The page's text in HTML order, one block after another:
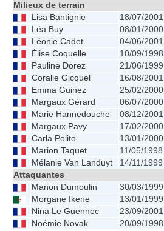
Milieux de terrain
Lisa Bantignie
18/07/2001
Léa Buy
08/01/2000
Léonie Cadet
04/06/2001
Élise Coquelle
10/09/1998
Pauline Dorez
21/06/1999
Coralie Gicquel
16/08/2001
Emma Guinez
25/02/2000
Margaux Gérard
06/07/2000
Marie Hannedouche
08/12/2001
Margaux Pavy
17/02/2000
Carla Polito
13/01/2000
Marion Taquet
11/05/1998
Mélanie Van Landuyt
14/11/1999
Attaquantes
Manon Dumoulin
30/03/1999
Morgane Ikene
13/01/1999
Nina Le Guennec
23/09/2001
Noémie Novak
20/09/1998